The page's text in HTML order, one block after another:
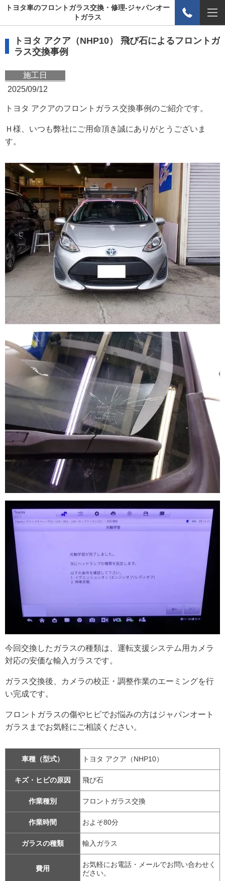
トヨタ車のフロントガラス交換・修理-ジャパンオー
トガラス
トヨタ アクア（NHP10） 飛び石によるフロントガ
ラス交換事例
施工日
2025/09/12
トヨタ アクアのフロントガラス交換事例のご紹介です。
Ｈ様、いつも弊社にご用命頂き誠にありがとうございま
す。
今回交換したガラスの種類は、運転支援システム用カメラ
対応の安価な輸入ガラスです。
ガラス交換後、カメラの校正・調整作業のエーミングを行
い完成です。
フロントガラスの傷やヒビでお悩みの方はジャパンオート
ガラスまでお気軽にご相談ください。
車種（型式） トヨタ アクア（NHP10）
キズ・ヒビの原因 飛び石
作業種別 フロントガラス交換
作業時間 およそ80分
ガラスの種類 輸入ガラス
費用
お気軽にお電話・メールでお問い合わせく
ださい。